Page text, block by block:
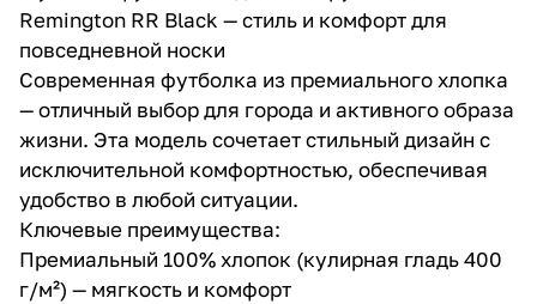
Remington RR Black — стиль и комфорт для
повседневной носки
Современная футболка из премиального хлопка
— отличный выбор для города и активного образа
жизни. Эта модель сочетает стильный дизайн с
исключительной комфортностью, обеспечивая
удобство в любой ситуации.
Ключевые преимущества:
Премиальный 100% хлопок (кулирная гладь 400
г/м²) — мягкость и комфорт